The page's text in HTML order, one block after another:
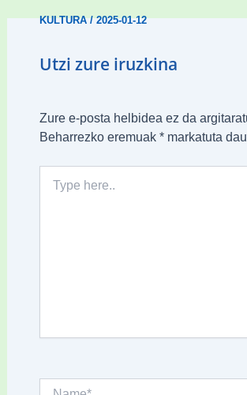
KULTURA/2025-01-12
Utzi zure iruzkina
Zure e-posta helbidea ez da
Beharrezko eremuak *markatuta
here..